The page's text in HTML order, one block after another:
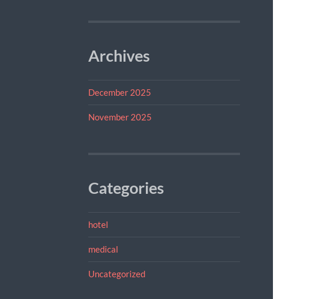
Archives
December 2025
November 2025
Categories
hotel
medical
Uncategorized